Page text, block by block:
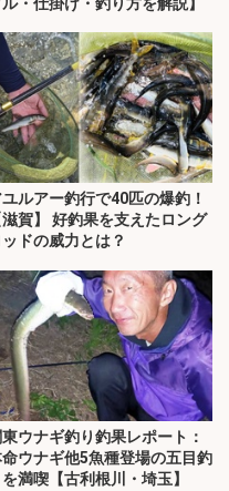
ユルアー釣行で40匹の爆釣！
滋賀】 好釣果を支えたロング
ッドの威力とは？
東ウナギ釣り釣果レポート：
ウナギ他5魚種登場の五目釣
を満喫【古利根川・埼玉】